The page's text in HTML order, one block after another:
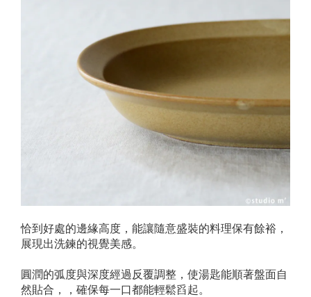
恰到好處的邊緣高度，能讓隨意盛裝的料理保有餘裕，
展現出洗鍊的視覺美感。
圓潤的弧度與深度經過反覆調整，使湯匙能順著盤面自
然貼合，，確保每一口都能輕鬆舀起。